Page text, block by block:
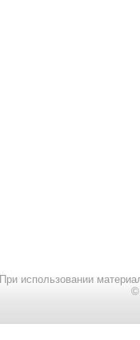
При использовании